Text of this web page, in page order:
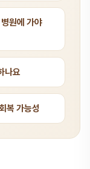
원에 가야
나요
복 가능성